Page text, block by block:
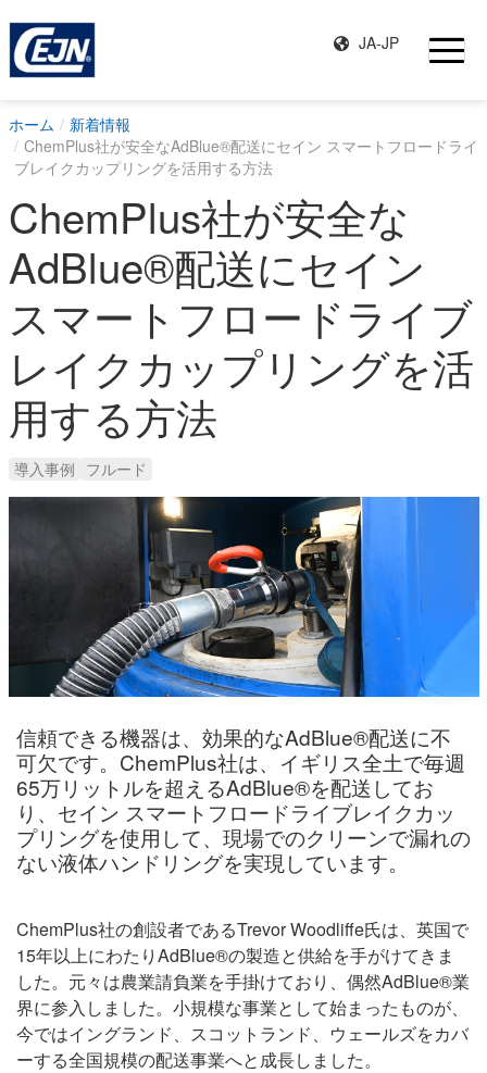
JA-JP
ホーム
新着情報
ChemPlus社が安全なAdBlue®配送にセイン スマートフロードライ
ブレイクカップリングを活用する方法
ChemPlus社が安全な
AdBlue®配送にセイン
スマートフロードライブ
レイクカップリングを活
用する方法
導入事例 フルード
信頼できる機器は、効果的なAdBlue®配送に不
可欠です。ChemPlus社は、イギリス全土で毎週
65万リットルを超えるAdBlue®を配送してお
り、セイン スマートフロードライブレイクカッ
プリングを使用して、現場でのクリーンで漏れの
ない液体ハンドリングを実現しています。
ChemPlus社の創設者であるTrevor Woodliffe氏は、英国で
15年以上にわたりAdBlue®の製造と供給を手がけてきま
した。元々は農業請負業を手掛けており、偶然AdBlue®業
界に参入しました。小規模な事業として始まったものが、
今ではイングランド、スコットランド、ウェールズをカバ
ーする全国規模の配送事業へと成長しました。